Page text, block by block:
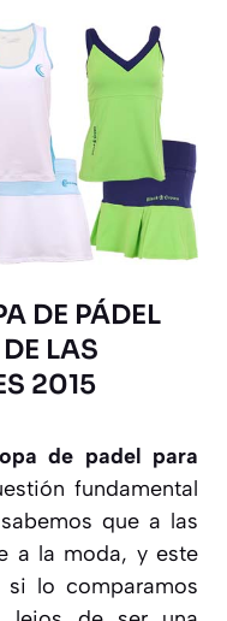
DE PÁDEL
LAS
2015
de padel para
fundamental
que a las
a la moda, y este
lo comparamos